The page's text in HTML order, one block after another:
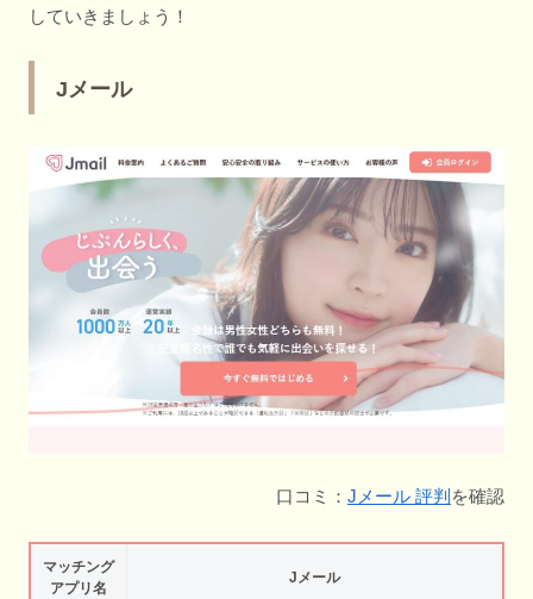
していきましょう！
Jメール
口コミ： Jメール 評判 を確認
マッチング
アプリ名
Jメール